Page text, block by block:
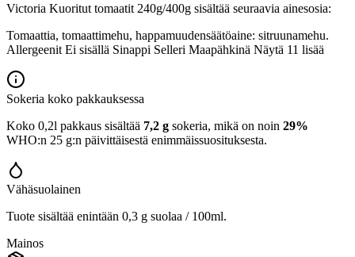
Victoria Kuoritut tomaatit 240g/400g sisältää seuraavia ainesosia:
Tomaattia, tomaattimehu, happamuudensäätöaine: sitruunamehu.
Allergeenit Ei sisällä Sinappi Selleri Maapähkinä Näytä 11 lisää
Sokeria koko pakkauksessa
Koko 0,2l pakkaus sisältää 7,2 g sokeria, mikä on noin 29%
WHO:n 25 g:n päivittäisestä enimmäissuosituksesta.
Vähäsuolainen
Tuote sisältää enintään 0,3 g suolaa / 100ml.
Mainos